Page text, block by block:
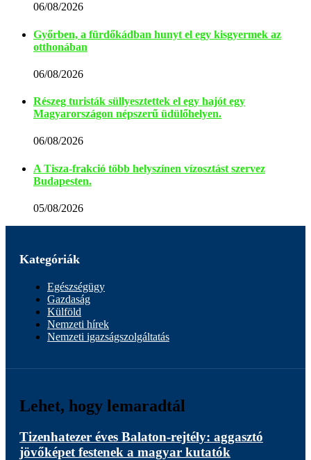
06/08/2026
Győrben, a fürdőkádban hunyt el egy kisgyermek az
otthonában
06/08/2026
Részeg turisták süllyesztettek el egy hajót egy
Magyarországon népszerű üdülőhelyen.
06/08/2026
A Tisza-frakció több helyszínen vízosztást szervez
Budapesten.
05/08/2026
Kategóriák
Egészségügy
Gazdaság
Külföld
Nemzeti hírek
Nemzeti igazságszolgáltatás
Lehet, hogy lemaradtál
Tizenhatezer éves Balaton-rejtély: aggasztó
jövőképet festenek a magyar kutatók